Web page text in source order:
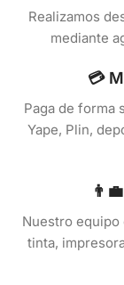
Realizamos
mediante
💳
Paga de forma
Yape, Plin,
Nuestro equipo
tinta,